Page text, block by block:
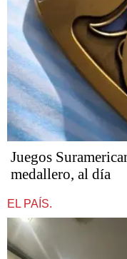
Juegos
medallero, al día
EL PAÍS.